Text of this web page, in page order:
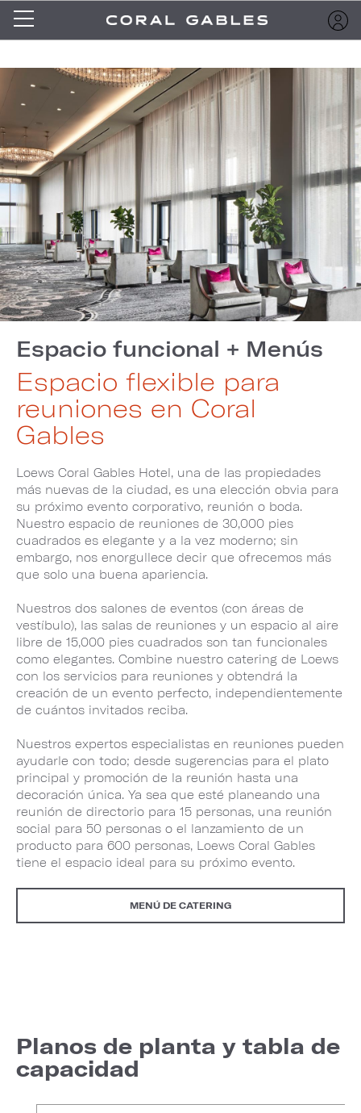
Espacio funcional + Menús
Espacio flexible para
reuniones en Coral
Gables
Loews Coral Gables Hotel, una de las propiedades
más nuevas de la ciudad, es una elección obvia para
su próximo evento corporativo, reunión o boda.
Nuestro espacio de reuniones de 30,000 pies
cuadrados es elegante y a la vez moderno; sin
embargo, nos enorgullece decir que ofrecemos más
que solo una buena apariencia.
Nuestros dos salones de eventos (con áreas de
vestíbulo), las salas de reuniones y un espacio al aire
libre de 15,000 pies cuadrados son tan funcionales
como elegantes. Combine nuestro catering de Loews
con los servicios para reuniones y obtendrá la
creación de un evento perfecto, independientemente
de cuántos invitados reciba.
Nuestros expertos especialistas en reuniones pueden
ayudarle con todo; desde sugerencias para el plato
principal y promoción de la reunión hasta una
decoración única. Ya sea que esté planeando una
reunión de directorio para 15 personas, una reunión
social para 50 personas o el lanzamiento de un
producto para 600 personas, Loews Coral Gables
tiene el espacio ideal para su próximo evento.
MENÚ DE CATERING
Planos de planta y tabla de
capacidad